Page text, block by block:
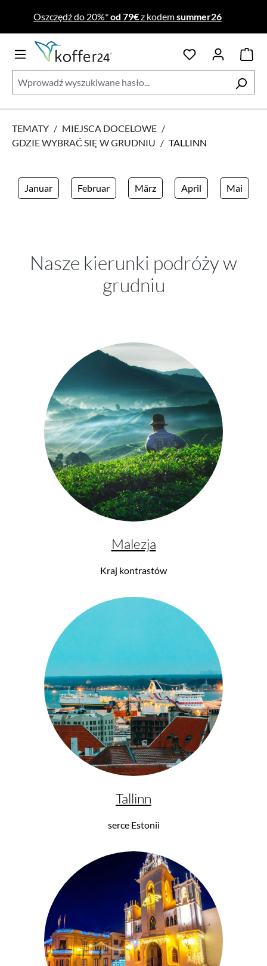
Przejdź do głównej zawartości
Oszczędź do 20%*od 79€z kodemsummer26
TEMATY / MIEJSCA DOCELOWE /
GDZIE WYBRAĆ SIĘ W GRUDNIU / TALLINN
Januar Februar März April Mai
Nasze kierunki podróży w
grudniu
Malezja
Kraj kontrastów
Tallinn
serce Estonii